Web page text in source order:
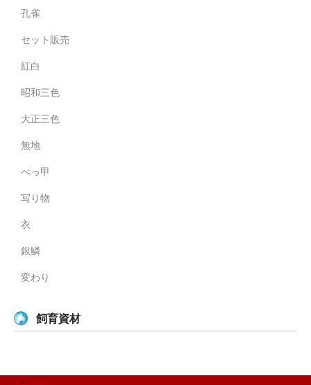
孔雀
セット販売
紅白
昭和三色
大正三色
無地
べっ甲
写り物
衣
銀鱗
変わり
飼育資材